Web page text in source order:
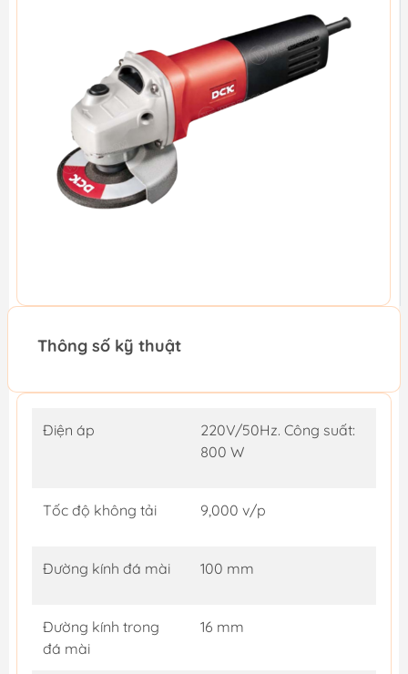
Thông số kỹ thuật
Điện áp
220V/50Hz. Công suất:
800 W
Tốc độ không tải 9,000 v/p
Đường kính đá mài 100 mm
Đường kính trong
đá mài
16 mm